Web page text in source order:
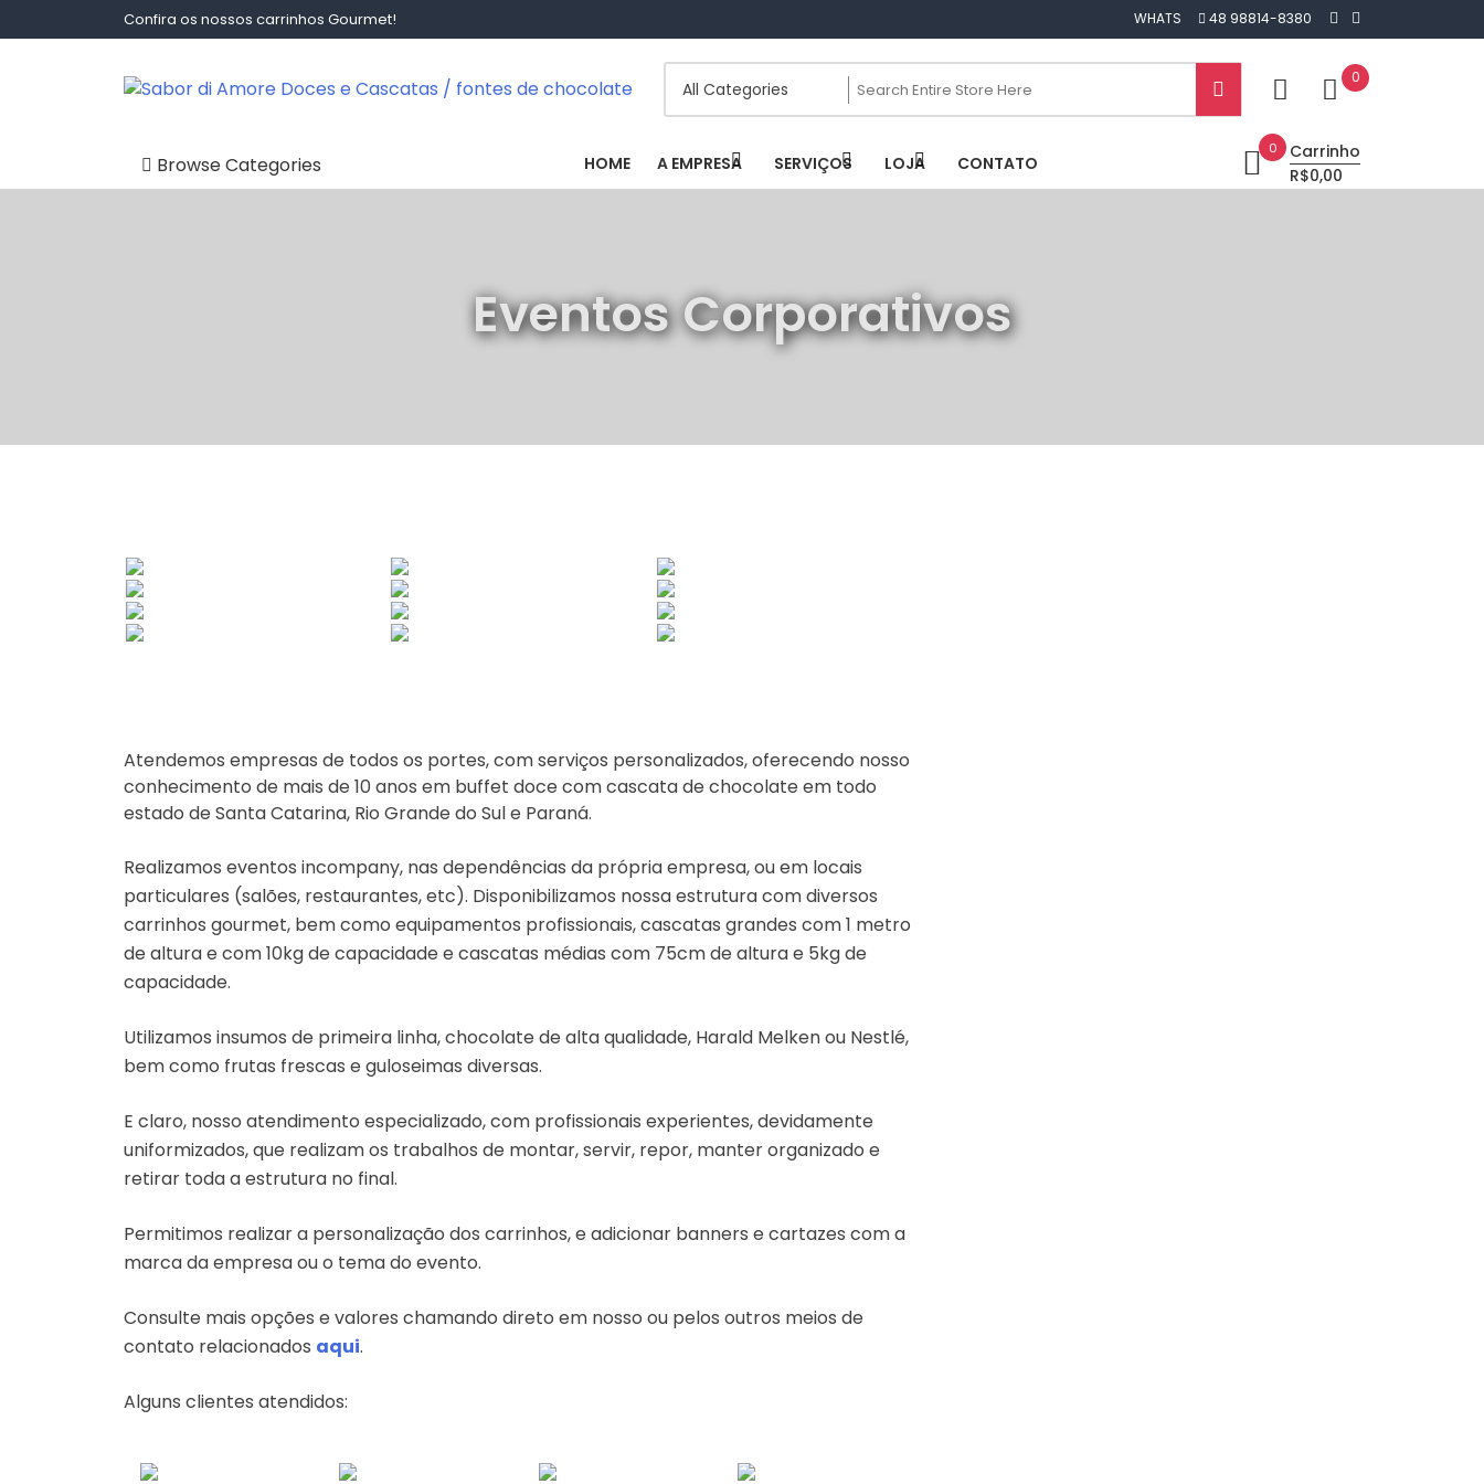
to
Confira os nossos carrinhos Gourmet! WHATS 48 98814-8380
Sabor Di Amore Doces E Cascatas / Fontes De Chocolate
0
Browse Categories
Carrinhos Gourmet
HOME A EMPRESA SERVIÇOS LOJA CONTATO
0
Carrinho
R$0,00
Eventos Corporativos
Atendemos empresas de todos os portes, com serviços personalizados, oferecendo nosso
conhecimento de mais de 10 anos em buffet doce com cascata de chocolate em todo
estado de Santa Catarina, Rio Grande do Sul e Paraná.
Realizamos eventos incompany, nas dependências da própria empresa, ou em locais
particulares (salões, restaurantes, etc). Disponibilizamos nossa estrutura com diversos
carrinhos gourmet, bem como equipamentos profissionais, cascatas grandes com 1 metro
de altura e com 10kg de capacidade e cascatas médias com 75cm de altura e 5kg de
capacidade.
Utilizamos insumos de primeira linha, chocolate de alta qualidade, Harald Melken ou Nestlé,
bem como frutas frescas e guloseimas diversas.
E claro, nosso atendimento especializado, com profissionais experientes, devidamente
uniformizados, que realizam os trabalhos de montar, servir, repor, manter organizado e
retirar toda a estrutura no final.
Permitimos realizar a personalização dos carrinhos, e adicionar banners e cartazes com a
marca da empresa ou o tema do evento.
Consulte mais opções e valores chamando direto em nosso ou pelos outros meios de
contato relacionados aqui.
Alguns clientes atendidos: